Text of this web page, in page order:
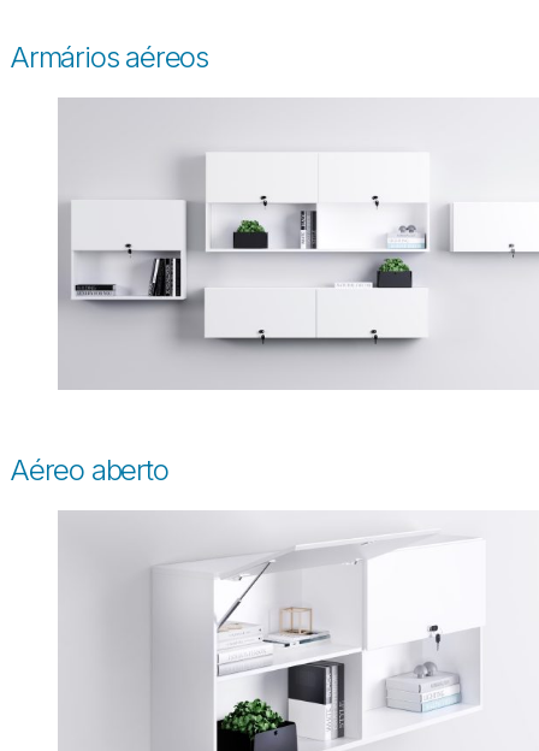
Armários aéreos
Aéreo aberto